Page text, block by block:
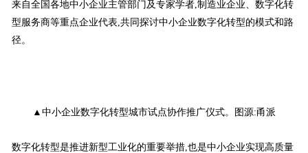
来自全国各地中小企业主管部门及专家学者,制造业企业、数字化转
型服务商等重点企业代表,共同探讨中小企业数字化转型的模式和路
径。
▲中小企业数字化转型城市试点协作推广仪式。图源:甬派
数字化转型是推进新型工业化的重要举措,也是中小企业实现高质量